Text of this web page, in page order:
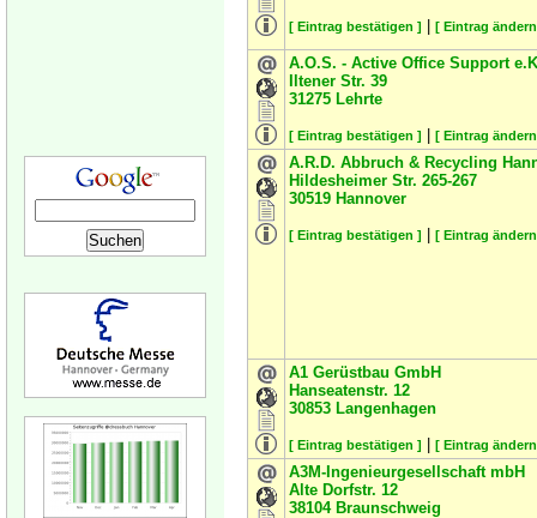
[ Eintrag bestätigen ] [ Eintrag
A.O.S. - Active Office Support
Iltener Str. 39
31275 Lehrte
[ Eintrag bestätigen ] [ Eintrag
A.R.D. Abbruch & Recycling
Hildesheimer Str. 265-267
30519 Hannover
[ Eintrag bestätigen ] [ Eintrag
A1 Gerüstbau GmbH
Hanseatenstr. 12
30853 Langenhagen
[ Eintrag bestätigen ] [ Eintrag
A3M-Ingenieurgesellschaft mbH
Alte Dorfstr. 12
38104 Braunschweig